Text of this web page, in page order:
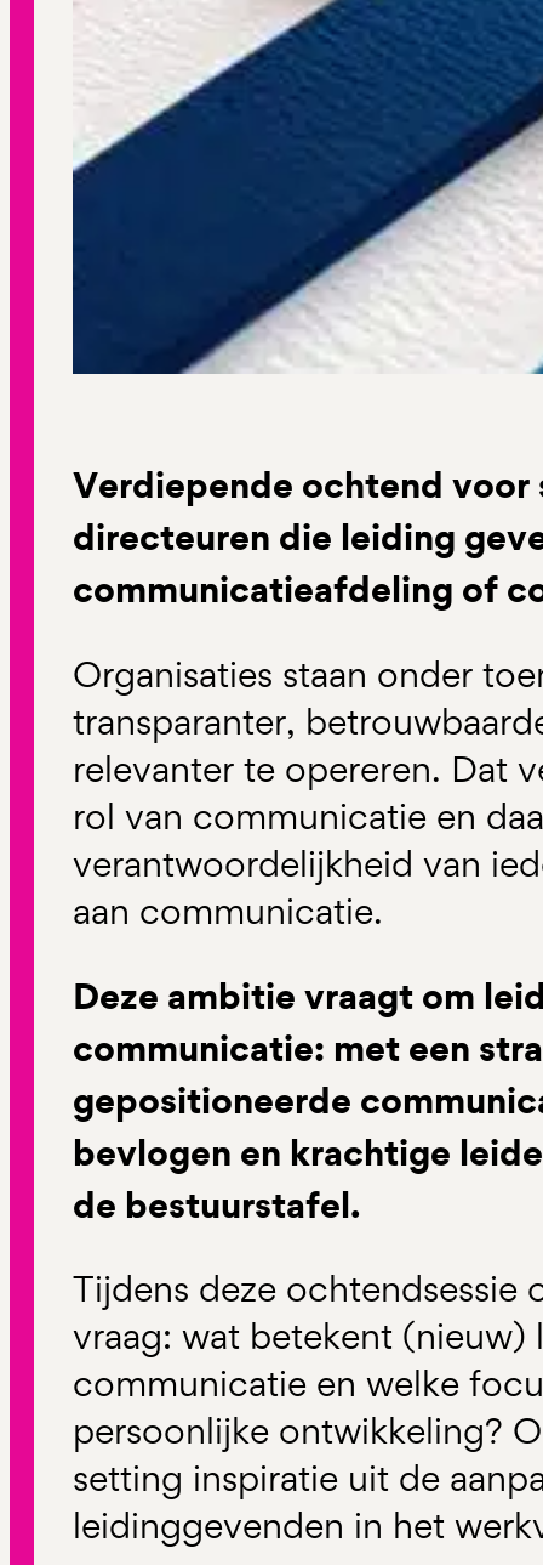
Verdiepende ochtend voor
directeuren die leiding
communicatieafdeling of
Organisaties staan onder
transparanter,
relevanter te opereren. Dat
rol van communicatie en
verantwoordelijkheid van
aan communicatie.
Deze ambitie vraagt om
communicatie: met een
gepositioneerde
bevlogen en krachtige
de bestuurstafel.
Tijdens deze ochtendsessie
vraag: wat betekent (nieuw)
communicatie en welke
persoonlijke ontwikkeling?
setting inspiratie uit de
leidinggevenden in het